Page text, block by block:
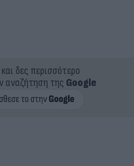
δες περισσότερο
αναζήτηση της Google